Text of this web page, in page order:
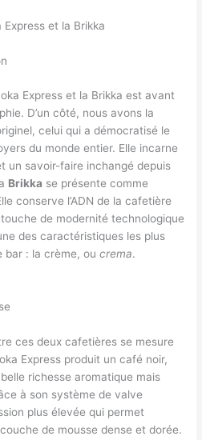
et la Brikka
Express et la Brikka est avant
D’un côté, nous avons la
celui qui a démocratisé le
du monde entier. Elle incarne
un savoir-faire inchangé depuis
Brikka se présente comme
conserve l’ADN de la cafetière
de modernité technologique
des caractéristiques les plus
bar : la crème, oucrema.
ces deux cafetières se mesure
Express produit un café noir,
richesse aromatique mais
à son système de valve
plus élevée qui permet
de mousse dense et dorée.